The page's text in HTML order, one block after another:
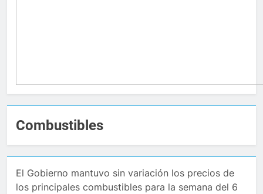
Combustibles
El Gobierno mantuvo sin variación los precios de
los principales combustibles para la semana del 6